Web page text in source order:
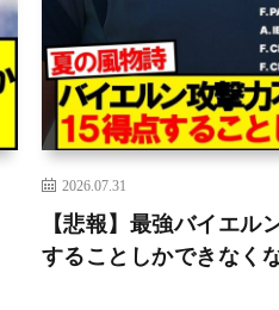
2026.07.31
【悲報】最強バイエル
することしかできなく